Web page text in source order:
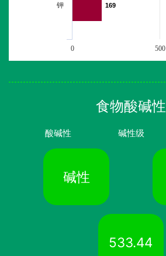
169
169
钾
0 500
食物酸碱性
酸碱性 碱性级
碱性
533.44